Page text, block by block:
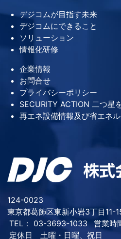
デジコムが目指す未来
デジコムにできること
ソリューション
情報化研修
企業情報
お問合せ
プライバシーポリシー
SECURITY ACTION 二つ星
再エネ設備情報及び省エネ
124-0023
東京都葛飾区東新小岩3丁目11-
TEL： 03-3693-1033
営業時
定休日 土曜・日曜、祝日